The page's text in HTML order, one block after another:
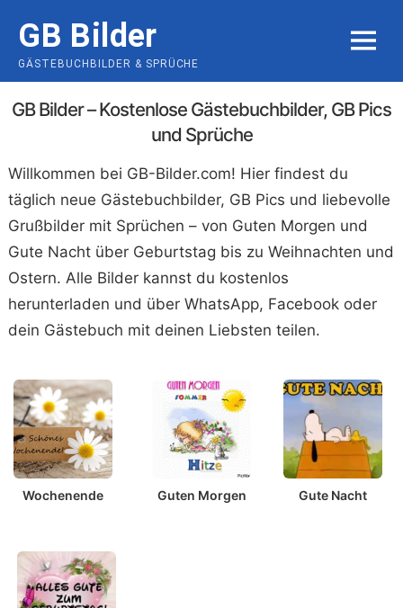
content
GB Bilder
GÄSTEBUCHBILDER & SPRÜCHE
MENU
GB Bilder – Kostenlose Gästebuchbilder, GB Pics
und Sprüche
Willkommen bei GB-Bilder.com! Hier findest du
täglich neue Gästebuchbilder, GB Pics und liebevolle
Grußbilder mit Sprüchen – von Guten Morgen und
Gute Nacht über Geburtstag bis zu Weihnachten und
Ostern. Alle Bilder kannst du kostenlos
herunterladen und über WhatsApp, Facebook oder
dein Gästebuch mit deinen Liebsten teilen.
Wochenende Guten Morgen Gute Nacht